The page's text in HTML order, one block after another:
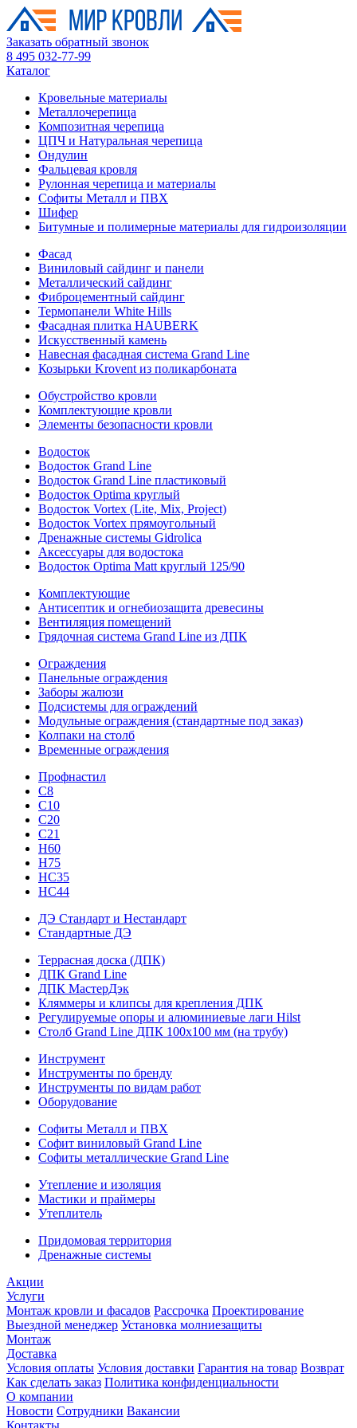
Заказать обратный звонок
8 495 032-77-99
Каталог
Кровельные материалы
Металлочерепица
Композитная черепица
ЦПЧ и Натуральная черепица
Ондулин
Фальцевая кровля
Рулонная черепица и материалы
Софиты Металл и ПВХ
Шифер
Битумные и полимерные материалы для гидроизоляции
Фасад
Виниловый сайдинг и панели
Металлический сайдинг
Фиброцементный сайдинг
Термопанели White Hills
Фасадная плитка HAUBERK
Искусственный камень
Навесная фасадная система Grand Line
Козырьки Krovent из поликарбоната
Обустройство кровли
Комплектующие кровли
Элементы безопасности кровли
Водосток
Водосток Grand Line
Водосток Grand Line пластиковый
Водосток Optima круглый
Водосток Vortex (Lite, Mix, Project)
Водосток Vortex прямоугольный
Дренажные системы Gidrolica
Аксессуары для водостока
Водосток Optima Matt круглый 125/90
Комплектующие
Антисептик и огнебиозащита древесины
Вентиляция помещений
Грядочная система Grand Line из ДПК
Ограждения
Панельные ограждения
Заборы жалюзи
Подсистемы для ограждений
Модульные ограждения (стандартные под заказ)
Колпаки на столб
Временные ограждения
Профнастил
С8
С10
С20
С21
H60
H75
HС35
НС44
ДЭ Стандарт и Нестандарт
Стандартные ДЭ
Террасная доска (ДПК)
ДПК Grand Line
ДПК МастерДэк
Кляммеры и клипсы для крепления ДПК
Регулируемые опоры и алюминиевые лаги Hilst
Столб Grand Line ДПК 100х100 мм (на трубу)
Инструмент
Инструменты по бренду
Инструменты по видам работ
Оборудование
Софиты Металл и ПВХ
Софит виниловый Grand Line
Софиты металлические Grand Line
Утепление и изоляция
Мастики и праймеры
Утеплитель
Придомовая территория
Дренажные системы
Акции
Услуги
Монтаж кровли и фасадов Рассрочка Проектирование
Выездной менеджер Установка молниезащиты
Монтаж
Доставка
Условия оплаты Условия доставки Гарантия на товар Возврат
Как сделать заказ Политика конфиденциальности
О компании
Новости Сотрудники Вакансии
Контакты